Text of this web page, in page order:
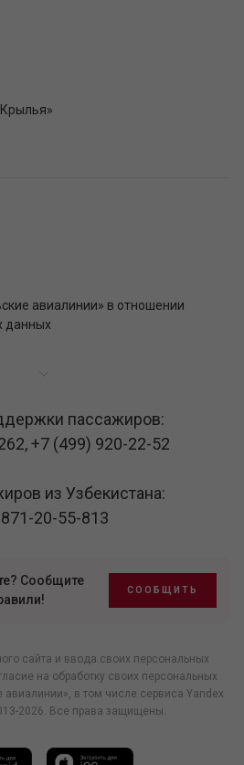
авиалинии» в отношении
данных
пассажиров:
,+7 (499) 920-22-52
из Узбекистана:
20-55-813
Сообщите
СООБЩИТЬ
сайта и ввода своих персональных
на обработку своих персональных
в том числе сервиса Yandex
2026. Все права защищены.